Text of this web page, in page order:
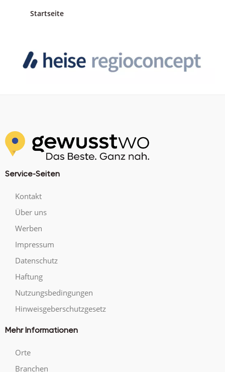
Startseite
Service-Seiten
Kontakt
Über uns
Werben
Impressum
Datenschutz
Haftung
Nutzungsbedingungen
Hinweisgeberschutzgesetz
Mehr Informationen
Orte
Branchen